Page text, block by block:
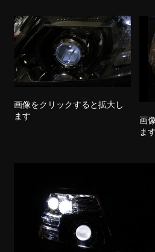
画像をクリックすると拡大し
ます
画
ます